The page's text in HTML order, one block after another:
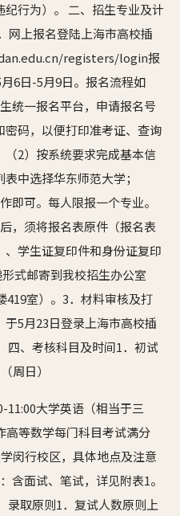
行为）。 二、招生专业及计
网上报名登陆上海市高校插
registers/login报
6日-5月9日。报名流程如
统一报名平台，申请报名号
密码，以便打印准考证、查询
2）按系统要求完成基本信
中选择华东师范大学；
即可。每人限报一个专业。
，须将报名表原件（报名表
学生证复印件和身份证复印
式邮寄到我校招生办公室
419室）。3．材料审核及打
5月23日登录上海市高校插
四、考核科目及时间1．初试
周日）
11:00大学英语（相当于三
高等数学每门科目考试满分
闵行校区，具体地点及注意
含面试、笔试，详见附表1。
录取原则1．复试人数原则上